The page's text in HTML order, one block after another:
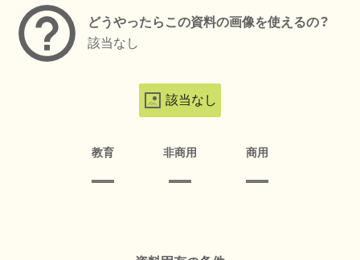
どうやったらこの資料の画像を使えるの？
該当なし
該当なし
教育 非商用 商用